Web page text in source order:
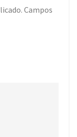
Campos